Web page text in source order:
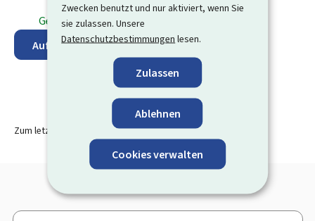
Zwecken benutzt und nur aktiviert, wenn Sie
sie zulassen. Unsere
Datenschutzbestimmungen lesen.
Zulassen
Ablehnen
Cookies verwalten
Geöffnet ⋅ Schließt um 17:00 Uhr
Auf der Karte anzeigen
Zum letzten Mal aktualisiert am24.11.2025